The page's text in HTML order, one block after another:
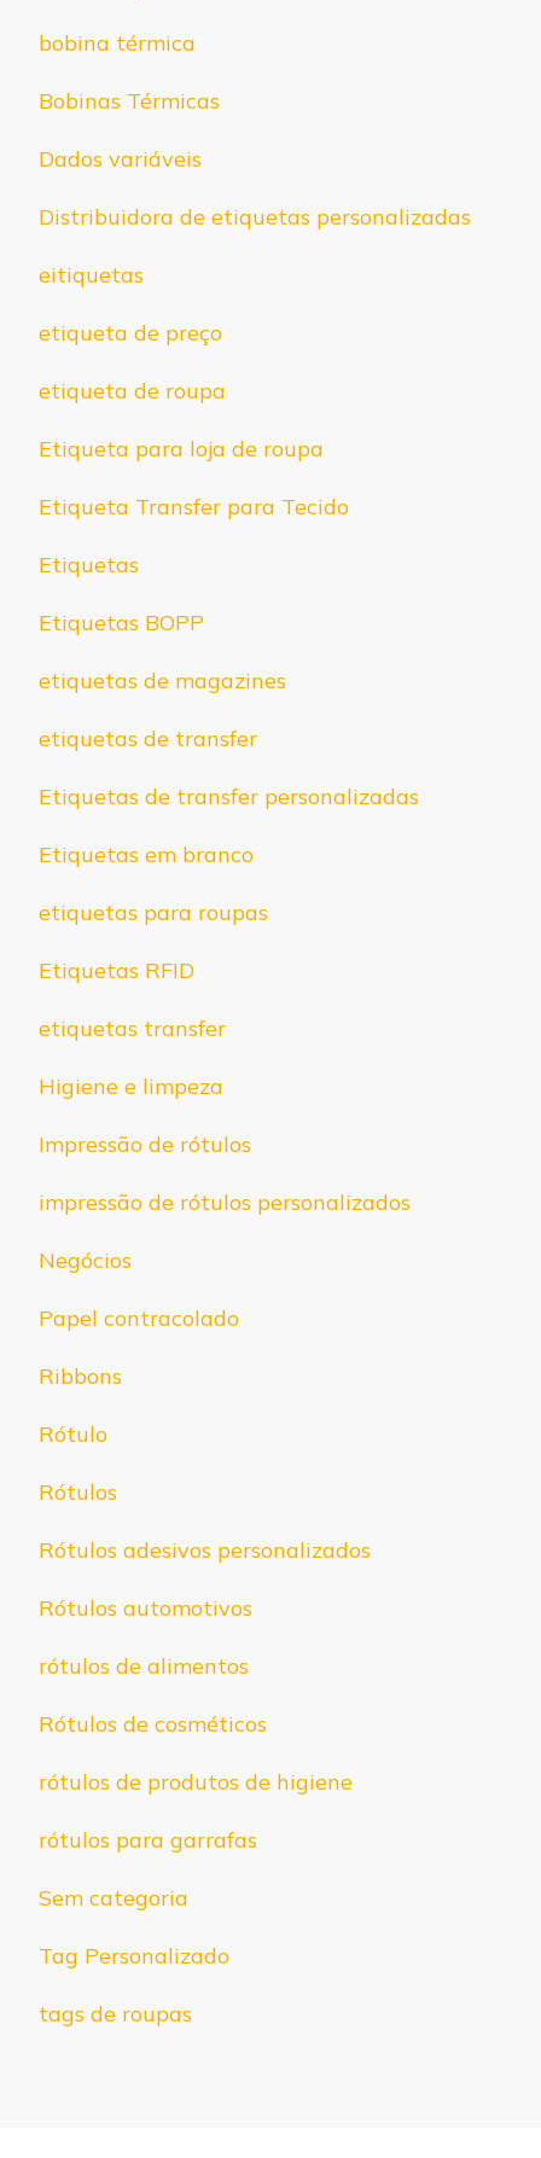
bobina térmica
Bobinas Térmicas
Dados variáveis
Distribuidora de etiquetas personalizadas
eitiquetas
etiqueta de preço
etiqueta de roupa
Etiqueta para loja de roupa
Etiqueta Transfer para Tecido
Etiquetas
Etiquetas BOPP
etiquetas de magazines
etiquetas de transfer
Etiquetas de transfer personalizadas
Etiquetas em branco
etiquetas para roupas
Etiquetas RFID
etiquetas transfer
Higiene e limpeza
Impressão de rótulos
impressão de rótulos personalizados
Negócios
Papel contracolado
Ribbons
Rótulo
Rótulos
Rótulos adesivos personalizados
Rótulos automotivos
rótulos de alimentos
Rótulos de cosméticos
rótulos de produtos de higiene
rótulos para garrafas
Sem categoria
Tag Personalizado
tags de roupas